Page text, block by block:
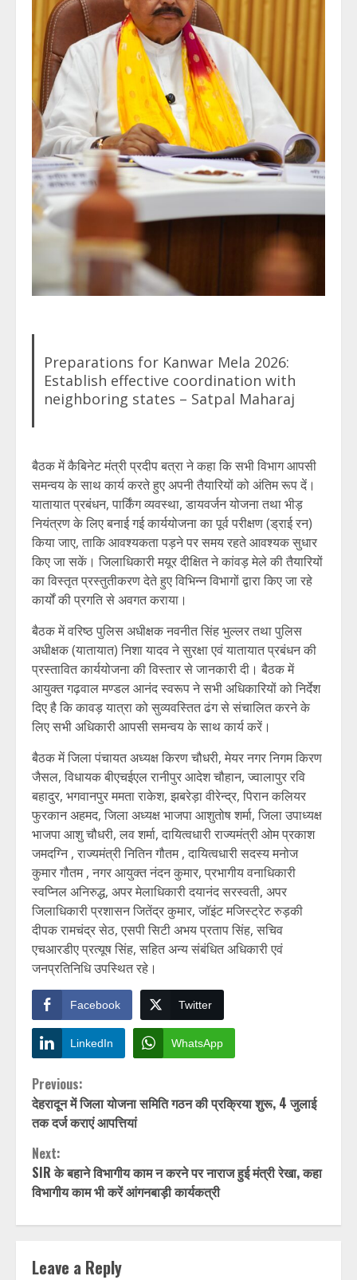
Preparations for Kanwar Mela 2026:
Establish effective coordination with
neighboring states – Satpal Maharaj
बैठक में कैबिनेट मंत्री प्रदीप बत्रा ने कहा कि सभी विभाग आपसी
समन्वय के साथ कार्य करते हुए अपनी तैयारियों को अंतिम रूप दें।
यातायात प्रबंधन, पार्किंग व्यवस्था, डायवर्जन योजना तथा भीड़
नियंत्रण के लिए बनाई गई कार्ययोजना का पूर्व परीक्षण (ड्राई रन)
किया जाए, ताकि आवश्यकता पड़ने पर समय रहते आवश्यक सुधार
किए जा सकें। जिलाधिकारी मयूर दीक्षित ने कांवड़ मेले की तैयारियों
का विस्तृत प्रस्तुतीकरण देते हुए विभिन्न विभागों द्वारा किए जा रहे
कार्यों की प्रगति से अवगत कराया।
बैठक में वरिष्ठ पुलिस अधीक्षक नवनीत सिंह भुल्लर तथा पुलिस
अधीक्षक (यातायात) निशा यादव ने सुरक्षा एवं यातायात प्रबंधन की
प्रस्तावित कार्ययोजना की विस्तार से जानकारी दी। बैठक में
आयुक्त गढ़वाल मण्डल आनंद स्वरूप ने सभी अधिकारियों को निर्देश
दिए है कि कावड़ यात्रा को सुव्यवस्तित ढंग से संचालित करने के
लिए सभी अधिकारी आपसी समन्वय के साथ कार्य करें।
बैठक में जिला पंचायत अध्यक्ष किरण चौधरी, मेयर नगर निगम किरण
जैसल, विधायक बीएचईएल रानीपुर आदेश चौहान, ज्वालापुर रवि
बहादुर, भगवानपुर ममता राकेश, झबरेड़ा वीरेन्द्र, पिरान कलियर
फुरकान अहमद, जिला अध्यक्ष भाजपा आशुतोष शर्मा, जिला उपाध्यक्ष
भाजपा आशु चौधरी, लव शर्मा, दायित्वधारी राज्यमंत्री ओम प्रकाश
जमदग्नि , राज्यमंत्री नितिन गौतम , दायित्वधारी सदस्य मनोज
कुमार गौतम , नगर आयुक्त नंदन कुमार, प्रभागीय वनाधिकारी
स्वप्निल अनिरुद्ध, अपर मेलाधिकारी दयानंद सरस्वती, अपर
जिलाधिकारी प्रशासन जितेंद्र कुमार, जॉइंट मजिस्ट्रेट रुड़की
दीपक रामचंद्र सेठ, एसपी सिटी अभय प्रताप सिंह, सचिव
एचआरडीए प्रत्यूष सिंह, सहित अन्य संबंधित अधिकारी एवं
जनप्रतिनिधि उपस्थित रहे।
Facebook Twitter
LinkedIn WhatsApp
Continue
Reading
Previous:
देहरादून में जिला योजना समिति गठन की प्रक्रिया शुरू, 4 जुलाई
तक दर्ज कराएं आपत्तियां
Next:
SIR के बहाने विभागीय काम न करने पर नाराज हुई मंत्री रेखा, कहा
विभागीय काम भी करें आंगनबाड़ी कार्यकत्री
Leave a Reply